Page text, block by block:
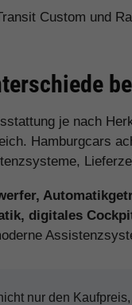
Custom und
je nach
Hamburgcars
digitales
nur den